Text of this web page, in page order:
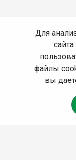
Для
файлы
вы